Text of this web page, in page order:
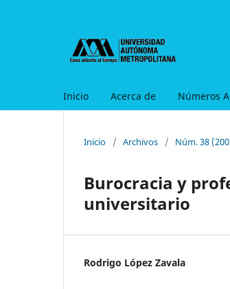
Inicio Acerca de Números
Inicio / Archivos / Núm. 38
Burocracia y
universitario
Rodrigo López Zavala